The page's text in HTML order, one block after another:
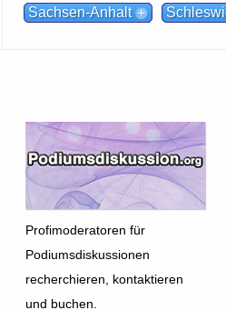
Sachsen-Anhalt
Profimoderatoren für
Podiumsdiskussionen
recherchieren, kontaktieren
und buchen.